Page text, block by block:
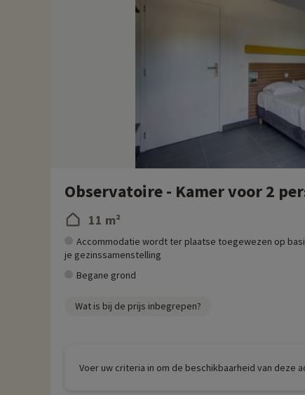
Observatoire - Kamer voor 2
11 m²
Accommodatie wordt ter plaatse toegewezen op
je gezinssamenstelling
Begane grond
Wat is bij de prijs inbegrepen?
Voer uw criteria in om de beschikbaarheid van deze